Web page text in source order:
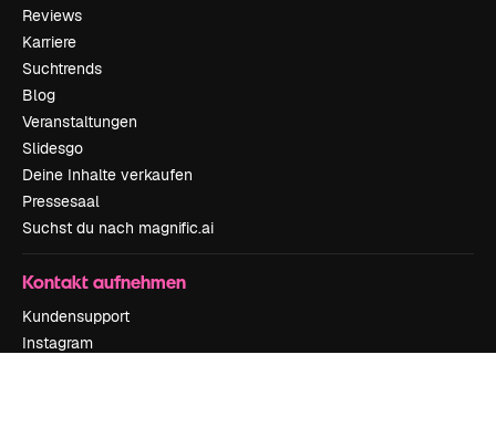
Reviews
Karriere
Suchtrends
Blog
Veranstaltungen
Slidesgo
Deine Inhalte verkaufen
Pressesaal
Suchst du nach magnific.ai
Kontakt aufnehmen
Kundensupport
Instagram